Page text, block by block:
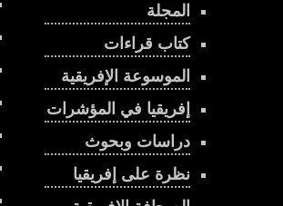
المجلة
كتاب قراءات
الموسوعة الإفريقية
إفريقيا في المؤشرات
دراسات وبحوث
نظرة على إفريقيا